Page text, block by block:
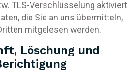
TLS-Verschlüsselung aktiviert
die Sie an uns übermitteln,
mitgelesen werden.
Löschung und